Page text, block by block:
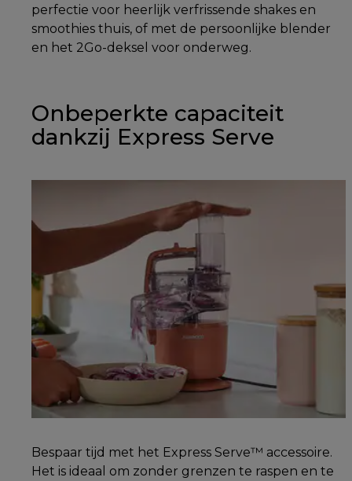
perfectie voor heerlijk verfrissende shakes en
smoothies thuis, of met de persoonlijke blender
en het 2Go-deksel voor onderweg.
Onbeperkte capaciteit
dankzij Express Serve
Bespaar tijd met het Express Serve™ accessoire.
Het is ideaal om zonder grenzen te raspen en te